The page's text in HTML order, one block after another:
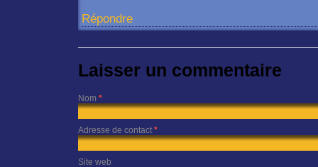
Répondre
Laisser un commentaire
Nom *
Adresse de contact *
Site web